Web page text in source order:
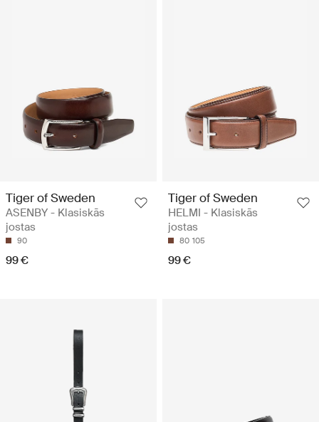
Tiger of Sweden
ASENBY - Klasiskās
jostas
90
99 €
Tiger of Sweden
HELMI - Klasiskās
jostas
80 105
99 €